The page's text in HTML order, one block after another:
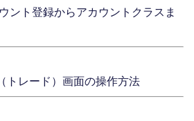
ント登録からアカウントクラスま
トレード）画面の操作方法